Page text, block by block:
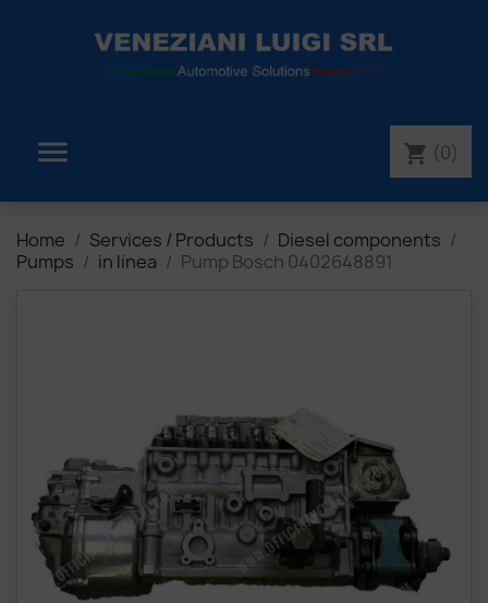
 shopping_cart (0)
Home Services / Products
Diesel components
Pumps
in linea Pump Bosch 0402648891